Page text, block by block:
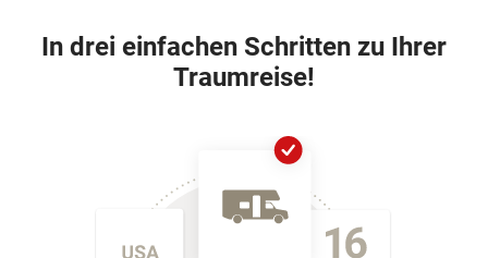
In drei einfachen Schritten zu Ihrer
Traumreise!